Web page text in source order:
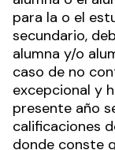
para la o el
secundario,
alumna y/o
caso de no
excepcional y
presente año
calificaciones
donde conste